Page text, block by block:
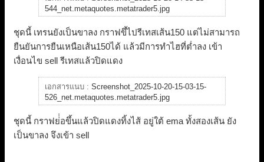
544_net.metaquotes.metatrader5.jpg
ชุดนี้ เทรนยังเป็นขาลง กราฟขึ้ไปรีเทสเส้น150 แต่ไม่สามารถ
ยืนยันการยืนเหนือเส้น150ได้ แล้วมีการทำไฮที่ต่ำลง เข้า
เงื่อนไข sell รีเทสแล้วปิดแดง
เอกสารแนบ : Screenshot_2025-10-20-15-03-15-
526_net.metaquotes.metatrader5.jpg
ชุดนี้ กราฟย่่่อขึ้นแล้วปิดแดงทิ้งไส้ อยู่ใต้ ema ทั้งสองเส้น ยัง
เป็นขาลง จึงเข้า sell